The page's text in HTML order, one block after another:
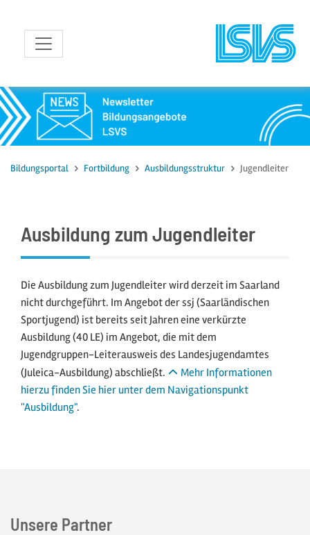
zum Inhalt
Bildungsportal Fortbildung Ausbildungsstruktur Jugendleiter
Ausbildung zum Jugendleiter
Die Ausbildung zum Jugendleiter wird derzeit im Saarland
nicht durchgeführt. Im Angebot der ssj (Saarländischen
Sportjugend) ist bereits seit Jahren eine verkürzte
Ausbildung (40 LE) im Angebot, die mit dem
Jugendgruppen-Leiterausweis des Landesjugendamtes
(Juleica-Ausbildung) abschließt.
Mehr Informationen
hierzu finden Sie hier unter dem Navigationspunkt
"Ausbildung".
Unsere Partner